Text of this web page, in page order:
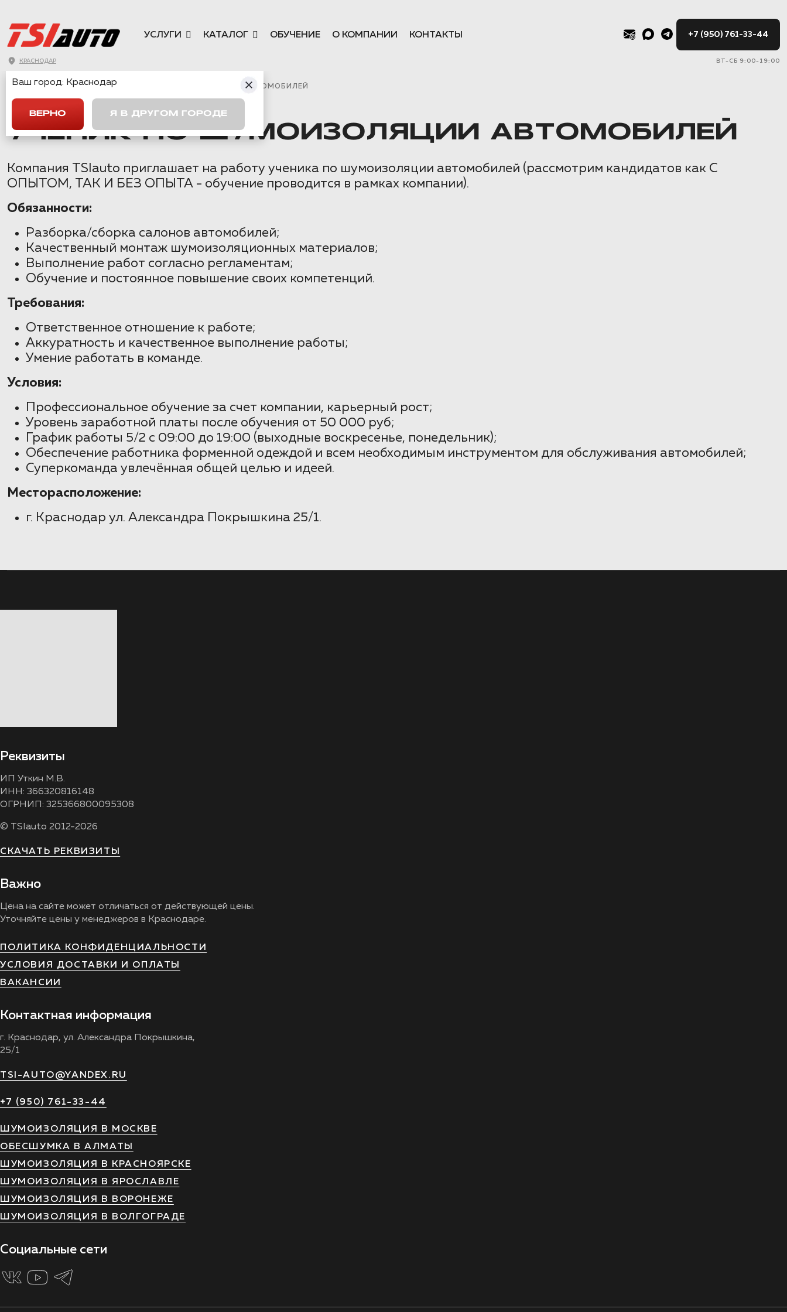
КРАСНОДАР
УСЛУГИ КАТАЛОГ ОБУЧЕНИЕ О КОМПАНИИ КОНТАКТЫ +7 (950) 761-33-44
ВТ-СБ 9:00-19:00
ГЛАВНАЯ → ВАКАНСИИ → УЧЕНИК ПО ШУМОИЗОЛЯЦИИ АВТОМОБИЛЕЙ
УЧЕНИК ПО ШУМОИЗОЛЯЦИИ АВТОМОБИЛЕЙ
Компания TSIauto приглашает на работу ученика по шумоизоляции автомобилей (рассмотрим кандидатов как С
ОПЫТОМ, ТАК И БЕЗ ОПЫТА - обучение проводится в рамках компании).
Обязанности:
Разборка/сборка салонов автомобилей;
Качественный монтаж шумоизоляционных материалов;
Выполнение работ согласно регламентам;
Обучение и постоянное повышение своих компетенций.
Требования:
Ответственное отношение к работе;
Аккуратность и качественное выполнение работы;
Умение работать в команде.
Условия:
Профессиональное обучение за счет компании, карьерный рост;
Уровень заработной платы после обучения от 50 000 руб;
График работы 5/2 с 09:00 до 19:00 (выходные воскресенье, понедельник);
Обеспечение работника форменной одеждой и всем необходимым инструментом для обслуживания автомобилей;
Суперкоманда увлечённая общей целью и идеей.
Месторасположение:
г. Краснодар ул. Александра Покрышкина 25/1.
Реквизиты
ИП Уткин М.В.
ИНН: 366320816148
ОГРНИП: 325366800095308
© TSIauto 2012-2026
СКАЧАТЬ РЕКВИЗИТЫ
Важно
Цена на сайте может отличаться от действующей цены.
Уточняйте цены у менеджеров в Краснодаре.
ПОЛИТИКА КОНФИДЕНЦИАЛЬНОСТИ
УСЛОВИЯ ДОСТАВКИ И ОПЛАТЫ
ВАКАНСИИ
Контактная информация
г. Краснодар, ул. Александра Покрышкина,
25/1
TSI-AUTO@YANDEX.RU
+7 (950) 761-33-44
ШУМОИЗОЛЯЦИЯ В МОСКВЕ
ОБЕСШУМКА В АЛМАТЫ
ШУМОИЗОЛЯЦИЯ В КРАСНОЯРСКЕ
ШУМОИЗОЛЯЦИЯ В ЯРОСЛАВЛЕ
ШУМОИЗОЛЯЦИЯ В ВОРОНЕЖЕ
ШУМОИЗОЛЯЦИЯ В ВОЛГОГРАДЕ
Социальные сети
Ваш город: Краснодар
ВЕРНО Я В ДРУГОМ ГОРОДЕ